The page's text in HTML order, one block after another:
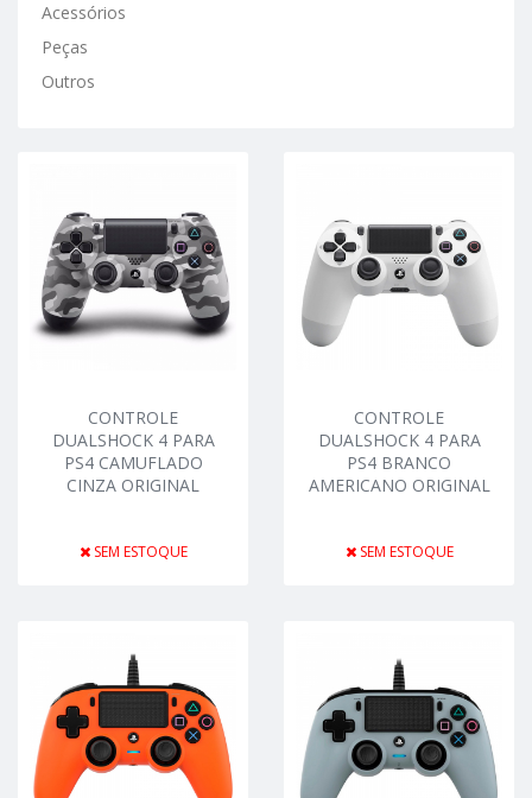
Acessórios
Peças
Outros
CONTROLE
DUALSHOCK 4 PARA
PS4 CAMUFLADO
CINZA ORIGINAL
SEM ESTOQUE
CONTROLE
DUALSHOCK 4 PARA
PS4 BRANCO
AMERICANO ORIGINAL
SEM ESTOQUE